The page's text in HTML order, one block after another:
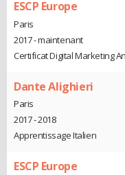
ESCP Europe
Paris
2017 - maintenant
Certificat Digital Marketing
Dante Alighieri
Paris
2017 - 2018
Apprentissage Italien
ESCP Europe